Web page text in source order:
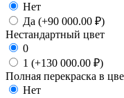
Нет
Да (+90 000.00 ₽)
Нестандартный цвет
0
1 (+130 000.00 ₽)
Полная перекраска в
Нет